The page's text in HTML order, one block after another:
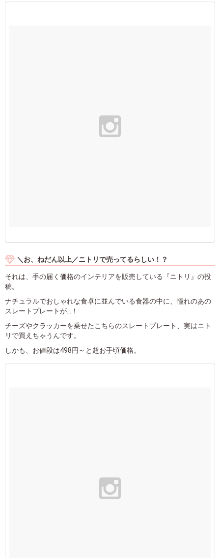
＼お、ねだん以上／ニトリで売ってるらしい！？
それは、手の届く価格のインテリアを販売している『ニトリ』の投
稿。
ナチュラルでおしゃれな食卓に並んでいる食器の中に、憧れのあの
スレートプレートが…！
チーズやクラッカーを乗せたこちらのスレートプレート、実はニト
リで買えちゃうんです。
しかも、お値段は498円～と超お手頃価格。